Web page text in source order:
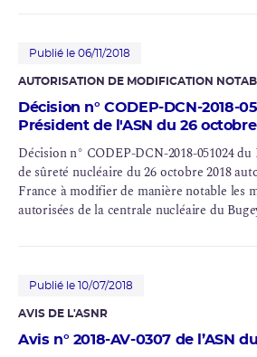
Publié le 06/11/2018
AUTORISATION DE MODIFICATION
Décision n° CODEP-DCN-2018-
Président de l'ASN du 26 octobre
Décision n° CODEP-DCN-2018-051024
de sûreté nucléaire du 26 octobre 2018
France à modifier de manière notable les
autorisées de la centrale nucléaire du
Publié le 10/07/2018
AVIS DE L'ASNR
Avis n° 2018-AV-0307 de l’ASN